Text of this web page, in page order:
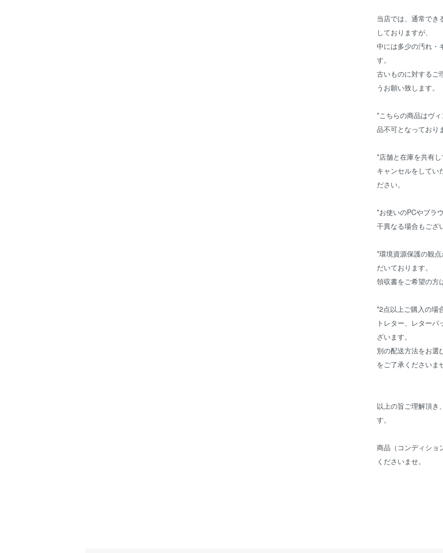
当店では、通常でき
しておりますが、
中には多少の汚れ・
す。
古いものに対するご
うお願い致します。
*こちらの商品はヴ
品不可となっており
*店舗と在庫を共有
キャンセルをしてい
ださい。
*お使いのPCやブラ
干異なる場合もござ
*環境資源保護の観
だいております。
領収書をご希望の方
*2点以上ご購入の場
トレター、レター
ざいます。
別の配送方法をお選
をご了承くださいま
以上の旨ご理解頂き
す。
商品（コンディショ
くださいませ。